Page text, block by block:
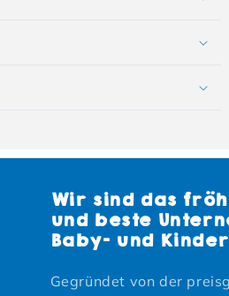
Wir sind das
und beste
Baby- und
Gegründet von der